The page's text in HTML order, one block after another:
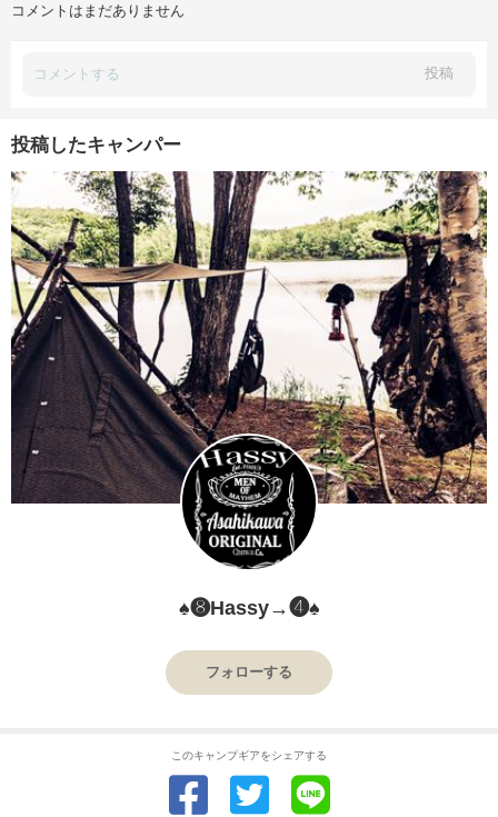
コメントはまだありません
投稿
投稿したキャンパー
♠❽Hassy→❹♠
フォローする
このキャンプギアをシェアする